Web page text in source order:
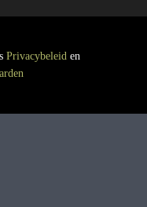
Privacybeleid en